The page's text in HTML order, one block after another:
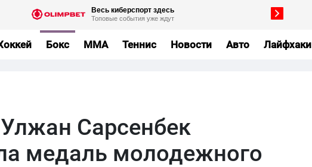
Бокс MMA Теннис Новости Авто Лайфхаки
Сарсенбек
медаль молодежного